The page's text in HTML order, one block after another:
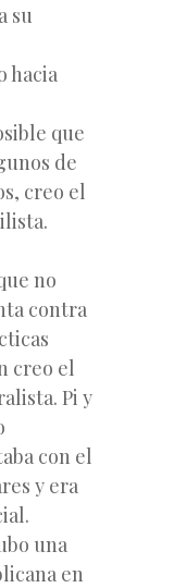
su
hacia
que
de
creo el
no
contra
creo el
Pi y
con el
y era
una
en